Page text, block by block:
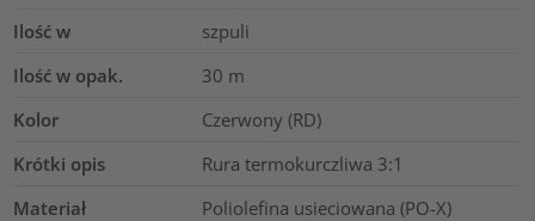
Ilość w
szpuli
Ilość w opak.
30 m
Kolor
Czerwony (RD)
Krótki opis
Rura termokurczliwa 3:1
Materiał
Poliolefina usieciowana (PO-X)